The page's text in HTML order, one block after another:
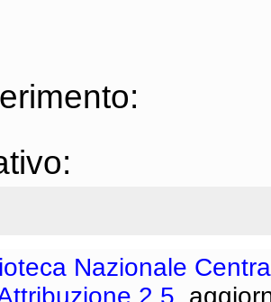
Nazionale
2.5 ,